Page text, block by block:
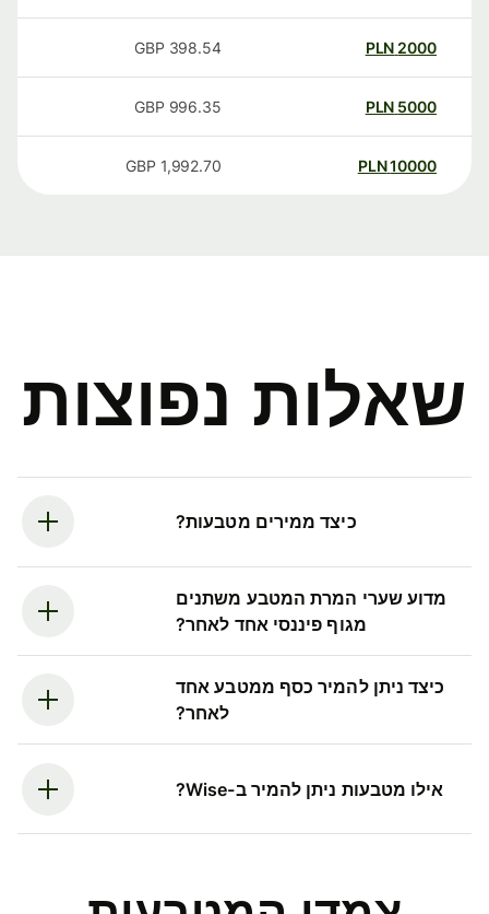
2000
PLN
398.54
GBP
5000
PLN
996.35
GBP
10000
PLN
1,992.70
GBP
שאלות נפוצות
כיצד ממירים מטבעות?
מדוע שערי המרת המטבע משתנים
מגוף פיננסי אחד לאחר?
כיצד ניתן להמיר כסף ממטבע אחד
לאחר?
אילו מטבעות ניתן להמיר ב-Wise?